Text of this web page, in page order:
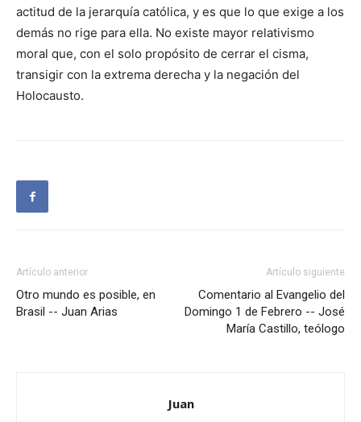
actitud de la jerarquía católica, y es que lo que exige a los
demás no rige para ella. No existe mayor relativismo
moral que, con el solo propósito de cerrar el cisma,
transigir con la extrema derecha y la negación del
Holocausto.
Artículo anterior
Otro mundo es posible, en
Brasil -- Juan Arias
Artículo siguiente
Comentario al Evangelio del
Domingo 1 de Febrero -- José
María Castillo, teólogo
Juan